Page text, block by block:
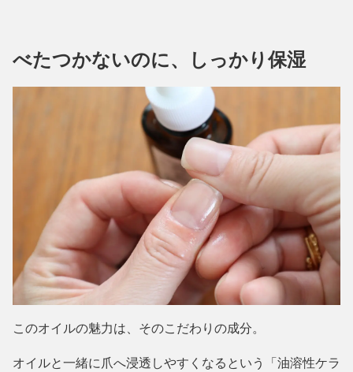
べたつかないのに、しっかり保湿
このオイルの魅力は、そのこだわりの成分。
オイルと一緒に爪へ浸透しやすくなるという「油溶性ケラ